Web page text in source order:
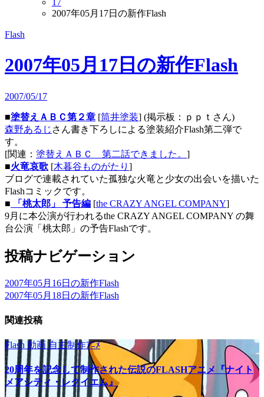
17
2007年05月17日の新作Flash
Flash
2007年05月17日の新作Flash
2007/05/17
■塗替えＡＢＣ第２章 [筒井塗装] (掲示板：ｐｐｔさん)
森野あるじ さん書き下ろしによる塗装紹介Flash第二弾で
す。
[関連： 塗替えＡＢＣ 第二話できました。 ]
■火竜哀歌 [木暮谷ものがたり ]
ブログで連載されていた孤独な火竜と少女の出会いを描いた
Flashコミックです。
■ 「桃太郎」 予告編 [the CRAZY ANGEL COMPANY]
9月に本公演が行われるthe CRAZY ANGEL COMPANY の舞
台公演「桃太郎」の予告Flashです。
投稿ナビゲーション
2007年05月16日の新作Flash
2007年05月18日の新作Flash
関連投稿
Flash 動画自主制作ｱﾆﾒ
20周年を記念して制作された伝説のFLASHアニメ『ナイト
メアシティ・レクイエム』